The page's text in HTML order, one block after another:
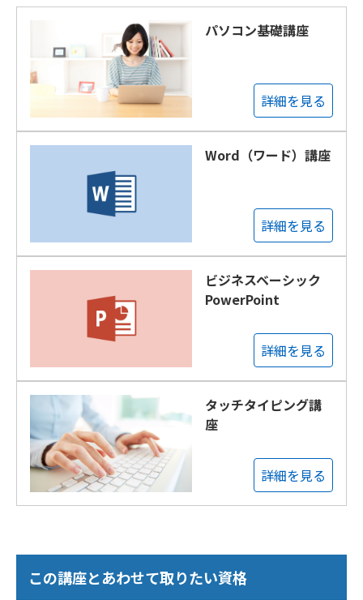
パソコン基礎講座
詳細を見る
Word（ワード）講座
詳細を見る
ビジネスベーシック
PowerPoint
詳細を見る
タッチタイピング講
座
詳細を見る
この講座とあわせて取りたい資格